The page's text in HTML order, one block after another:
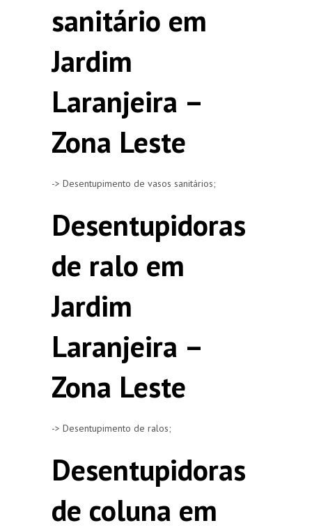
sanitário em
Jardim
Laranjeira –
Zona Leste
-> Desentupimento de vasos sanitários;
Desentupidoras
de ralo em
Jardim
Laranjeira –
Zona Leste
-> Desentupimento de ralos;
Desentupidoras
de coluna em